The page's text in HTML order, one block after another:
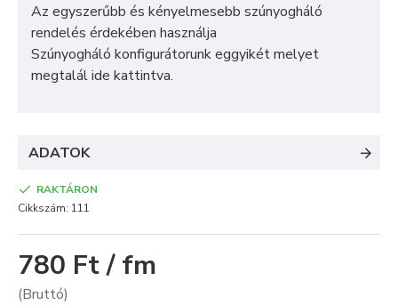
Az egyszerűbb és kényelmesebb szúnyogháló
rendelés érdekében használja
Szúnyogháló konfigurátorunkeggyikét melyet
megtalálide kattintva.
ADATOK
780 Ft / fm
(Bruttó)
RAKTÁRON
Cikkszám: 111